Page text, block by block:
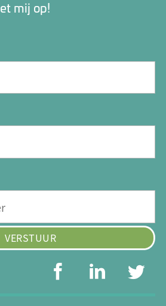
mij op!